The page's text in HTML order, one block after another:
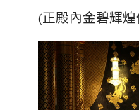
(正殿內金碧輝